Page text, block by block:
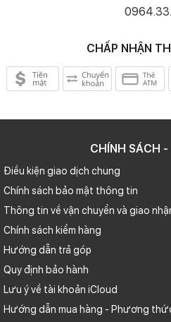
Camera góc siêu rộng độ phân giải
nhanh hơn và độ bao quát rộng
siêu rộng tự nhiên và chân thực.
Bước nhảy vọt về thời lượng
Nhờ được trang bị bộ vi xử lý A16
CHẤP NHẬN
CHÍNH SÁCH
Điều kiện giao dịch chung
Chính sách bảo mật thông tin
Thông tin về vận chuyển và giao
Chính sách kiểm hàng
Hướng dẫn trả góp
Quy định bảo hành
Lưu ý về tài khoản iCloud
Hướng dẫn mua hàng - Phương